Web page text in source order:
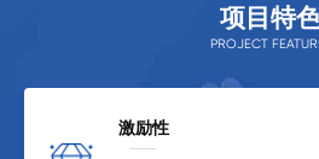
项目特
PROJECT
激励性